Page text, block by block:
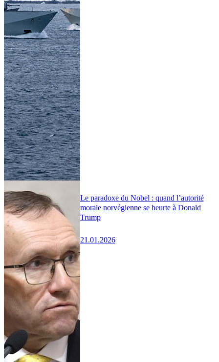
Le paradoxe du Nobel : quand l’autorité
morale norvégienne se heurte à Donald
Trump
21.01.2026